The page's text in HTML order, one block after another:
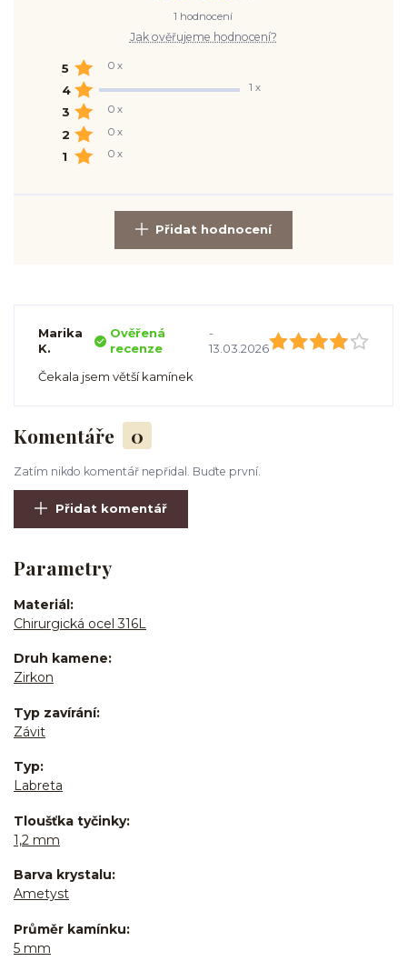
Přidat hodnocení
1 hodnocení
Jak ověřujeme hodnocení?
5 0 x
4 1 x
3 0 x
2 0 x
1 0 x
Marika
K.
Ověřená
recenze
-
13.03.2026
Čekala jsem větší kamínek
Komentáře 0
Zatím nikdo komentář nepřidal. Buďte první.
Přidat komentář
Parametry
Materiál
Chirurgická ocel 316L
Druh kamene
Zirkon
Typ zavírání
Závit
Typ
Labreta
Tloušťka tyčinky
1,2 mm
Barva krystalu
Ametyst
Průměr kamínku
5 mm